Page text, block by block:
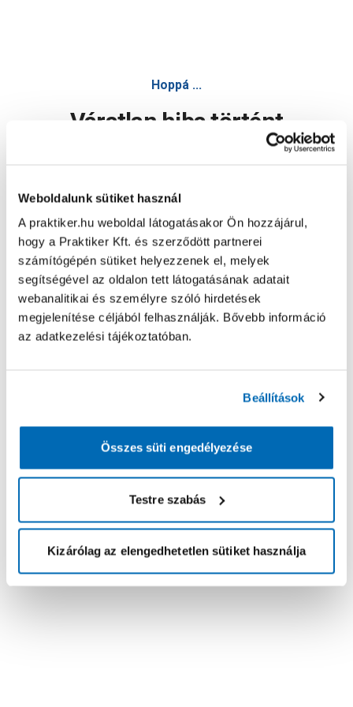
Weboldalunk sütiket használ
A praktiker.hu weboldal látogatásakor Ön hozzájárul,
hogy a Praktiker Kft. és szerződött partnerei
számítógépén sütiket helyezzenek el, melyek
segítségével az oldalon tett látogatásának adatait
webanalitikai és személyre szóló hirdetések
megjelenítése céljából felhasználják. Bővebb információ
az adatkezelési tájékoztatóban.
Beállítások
Összes süti engedélyezése
Testre szabás
Kizárólag az elengedhetetlen sütiket használja
Hoppá ...
Váratlan hiba történt
Oldal újratöltése